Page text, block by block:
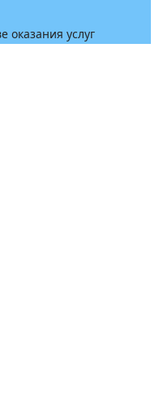
оказания услуг